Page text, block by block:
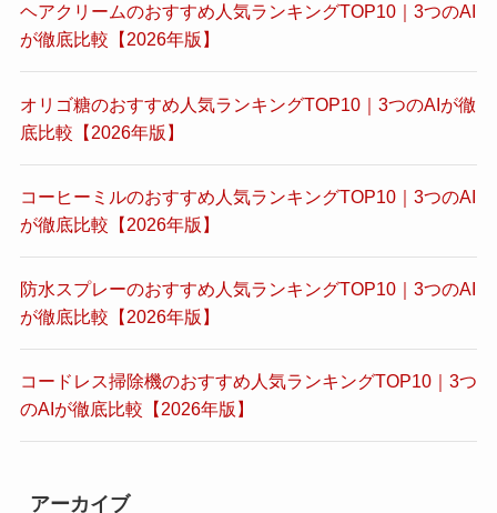
ヘアクリームのおすすめ人気ランキングTOP10｜3つのAI
が徹底比較【2026年版】
オリゴ糖のおすすめ人気ランキングTOP10｜3つのAIが徹
底比較【2026年版】
コーヒーミルのおすすめ人気ランキングTOP10｜3つのAI
が徹底比較【2026年版】
防水スプレーのおすすめ人気ランキングTOP10｜3つのAI
が徹底比較【2026年版】
コードレス掃除機のおすすめ人気ランキングTOP10｜3つ
のAIが徹底比較【2026年版】
アーカイブ